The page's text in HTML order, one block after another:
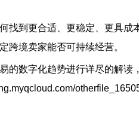
找到更合适、更稳定、更具成
跨境卖家能否可持续经营。
的数字化趋势进行详尽的解读，